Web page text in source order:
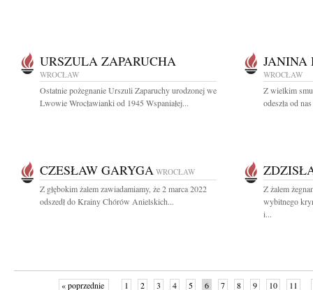
URSZULA ZAPARUCHA
WROCŁAW
Ostatnie pożegnanie Urszuli Zaparuchy urodzonej we
Lwowie Wrocławianki od 1945 Wspaniałej...
JANINA
WROCŁAW
Z wielkim
odeszła od
CZESŁAW GARYGA WROCŁAW
Z głębokim żalem zawiadamiamy, że 2 marca 2022
odszedł do Krainy Chórów Anielskich...
Z żalem
wybitnego
i...
« poprzednie 1 2 3 4 5 6 7 8 9 10 11